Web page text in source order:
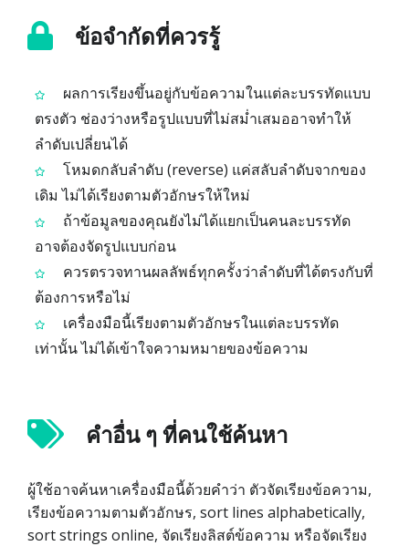
ข้อจำกัดที่ควรรู้
ผลการเรียงขึ้นอยู่กับข้อความในแต่ละบรรทัดแบบ
ตรงตัว ช่องว่างหรือรูปแบบที่ไม่สม่ำเสมออาจทำให้
ลำดับเปลี่ยนได้
โหมดกลับลำดับ (reverse) แค่สลับลำดับจากของ
เดิม ไม่ได้เรียงตามตัวอักษรให้ใหม่
ถ้าข้อมูลของคุณยังไม่ได้แยกเป็นคนละบรรทัด
อาจต้องจัดรูปแบบก่อน
ควรตรวจทานผลลัพธ์ทุกครั้งว่าลำดับที่ได้ตรงกับที่
ต้องการหรือไม่
เครื่องมือนี้เรียงตามตัวอักษรในแต่ละบรรทัด
เท่านั้น ไม่ได้เข้าใจความหมายของข้อความ
คำอื่น ๆ ที่คนใช้ค้นหา
ผู้ใช้อาจค้นหาเครื่องมือนี้ด้วยคำว่า ตัวจัดเรียงข้อความ,
เรียงข้อความตามตัวอักษร, sort lines alphabetically,
sort strings online, จัดเรียงลิสต์ข้อความ หรือจัดเรียง